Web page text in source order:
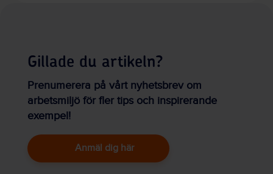
Gillade du artikeln?
Prenumerera på vårt nyhetsbrev om
arbetsmiljö för fler tips och inspirerande
exempel!
Anmäl dig här